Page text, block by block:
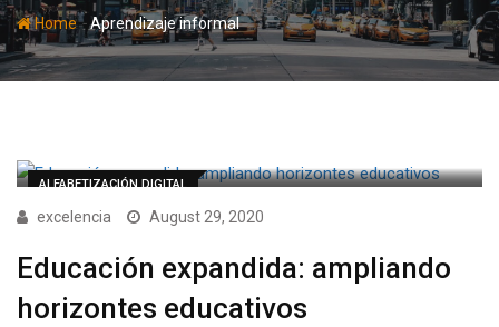
Home-Aprendizaje informal
ALFABETIZACIÓN DIGITAL
excelencia August 29, 2020
Educación expandida: ampliando
horizontes educativos